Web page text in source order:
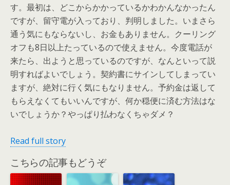
す。最初は、どこからかかっているかわかんなかったん
ですが、留守電が入っており、判明しました。いまさら
通う気にもならないし、お金もありません。クーリング
オフも8日以上たっているので使えません。今度電話が
来たら、出ようと思っているのですが、なんといって説
明すればよいでしょう。契約書にサインしてしまってい
ますが、絶対に行く気にもなりません。予約金は返して
もらえなくてもいいんですが、何か穏便に済む方法はな
いでしょうか？やっぱり払わなくちゃダメ？
Read full story
こちらの記事もどうぞ